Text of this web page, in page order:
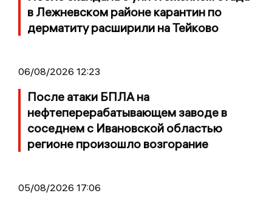
в Лежневском районе карантин по
дерматиту расширили на Тейково
06/08/2026 12:23
После атаки БПЛА на
нефтеперерабатывающем заводе в
соседнем с Ивановской областью
регионе произошло возгорание
05/08/2026 17:06